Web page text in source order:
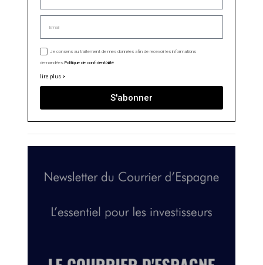
Je consens au traitement de mes données afin de recevoir les informations
demandées.Politique de confidentialité
lire plus >
S'abonner